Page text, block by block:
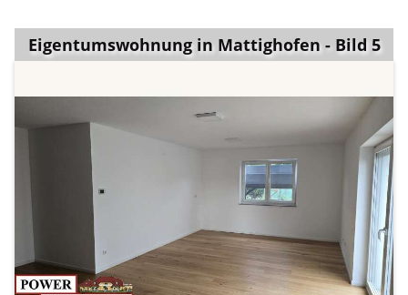
Eigentumswohnung in Mattighofen - Bild 5